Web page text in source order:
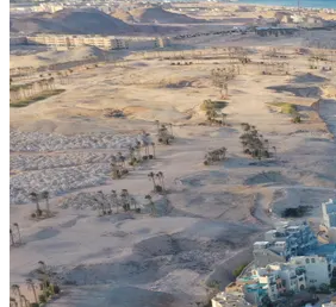
RESPONSABILIDAD SOCIAL
CULTURA Y OCIO
Inversiones y negocios
Ciencia y tecnología
Responsabilidad social